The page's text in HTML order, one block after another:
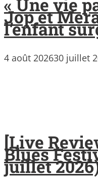
Jop et
l’enfant
4 août 202630 juillet
[Live
Blues
juillet